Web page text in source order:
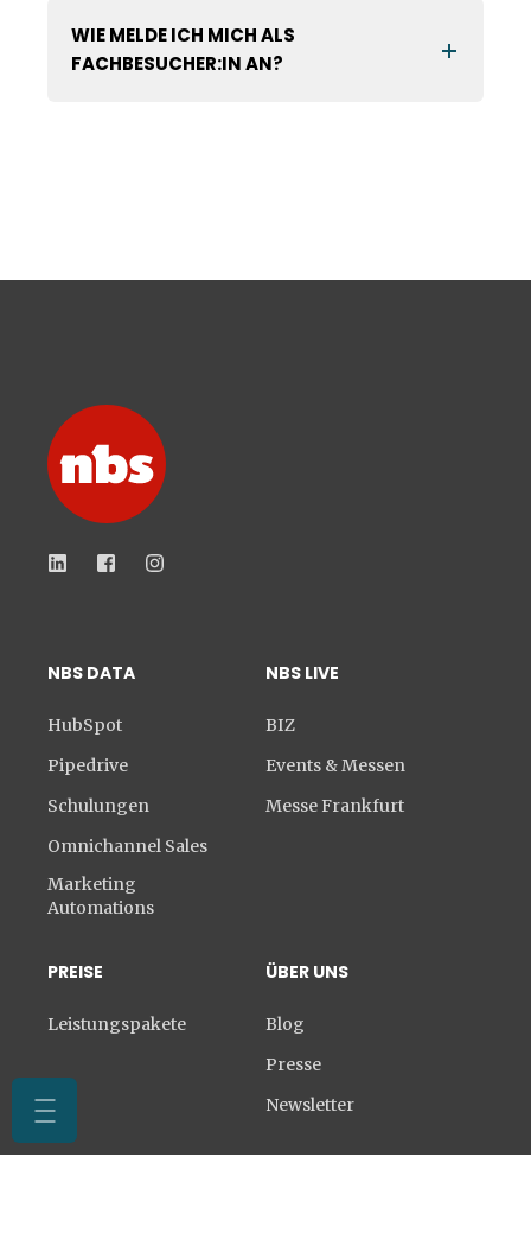
WIE MELDE ICH MICH ALS
FACHBESUCHER:IN AN?
NBS DATA
HubSpot
Pipedrive
Schulungen
Omnichannel Sales
Marketing
Automations
NBS LIVE
BIZ
Events & Messen
Messe Frankfurt
PREISE
Leistungspakete
ÜBER UNS
Blog
Presse
Newsletter